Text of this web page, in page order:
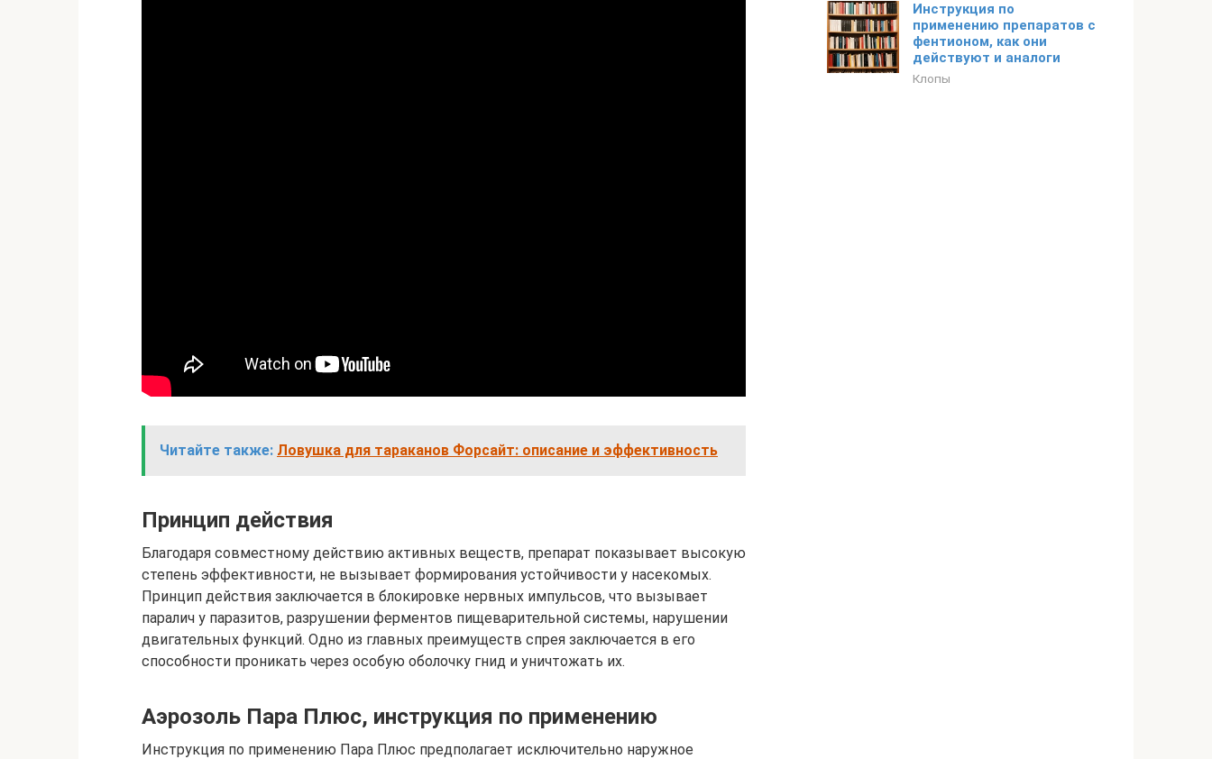
Читайте также: Ловушка для тараканов Форсайт: описание и эффективность
Принцип действия
Благодаря совместному действию активных веществ, препарат показывает высокую
степень эффективности, не вызывает формирования устойчивости у насекомых.
Принцип действия заключается в блокировке нервных импульсов, что вызывает
паралич у паразитов, разрушении ферментов пищеварительной системы, нарушении
двигательных функций. Одно из главных преимуществ спрея заключается в его
способности проникать через особую оболочку гнид и уничтожать их.
Аэрозоль Пара Плюс, инструкция по применению
Инструкция по применению Пара Плюс предполагает исключительно наружное
Инструкция по
применению препаратов с
фентионом, как они
действуют и аналоги
Клопы